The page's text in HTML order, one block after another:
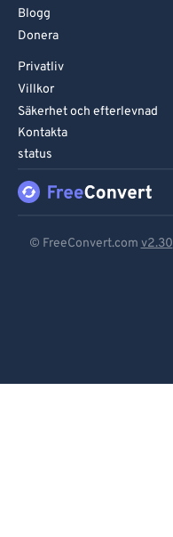
Blogg
Donera
Privatliv
Villkor
Säkerhet och efterlevnad
Kontakta
status
© FreeConvert.com v2.30